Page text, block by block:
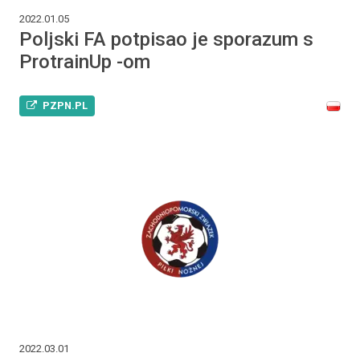
2022.01.05
Poljski FA potpisao je sporazum s
ProtrainUp -om
PZPN.PL
2022.03.01